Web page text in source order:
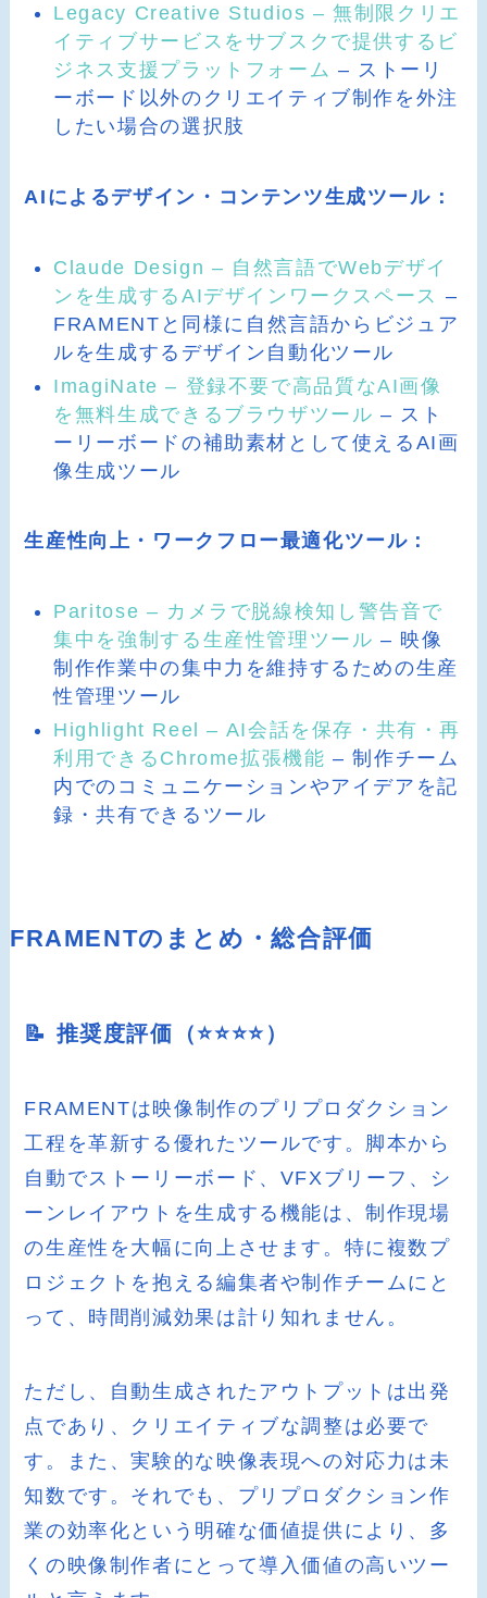
Legacy Creative Studios – 無制限クリエ
イティブサービスをサブスクで提供するビ
ジネス支援プラットフォーム – ストーリ
ーボード以外のクリエイティブ制作を外注
したい場合の選択肢
AIによるデザイン・コンテンツ生成ツール：
Claude Design – 自然言語でWebデザイ
ンを生成するAIデザインワークスペース –
FRAMENTと同様に自然言語からビジュア
ルを生成するデザイン自動化ツール
ImagiNate – 登録不要で高品質なAI画像
を無料生成できるブラウザツール – スト
ーリーボードの補助素材として使えるAI画
像生成ツール
生産性向上・ワークフロー最適化ツール：
Paritose – カメラで脱線検知し警告音で
集中を強制する生産性管理ツール – 映像
制作作業中の集中力を維持するための生産
性管理ツール
Highlight Reel – AI会話を保存・共有・再
利用できるChrome拡張機能 – 制作チーム
内でのコミュニケーションやアイデアを記
録・共有できるツール
FRAMENTのまとめ・総合評価
📝 推奨度評価（⭐️⭐️⭐️⭐️）
FRAMENTは映像制作のプリプロダクション
工程を革新する優れたツールです。脚本から
自動でストーリーボード、VFXブリーフ、シ
ーンレイアウトを生成する機能は、制作現場
の生産性を大幅に向上させます。特に複数プ
ロジェクトを抱える編集者や制作チームにと
って、時間削減効果は計り知れません。
ただし、自動生成されたアウトプットは出発
点であり、クリエイティブな調整は必要で
す。また、実験的な映像表現への対応力は未
知数です。それでも、プリプロダクション作
業の効率化という明確な価値提供により、多
くの映像制作者にとって導入価値の高いツー